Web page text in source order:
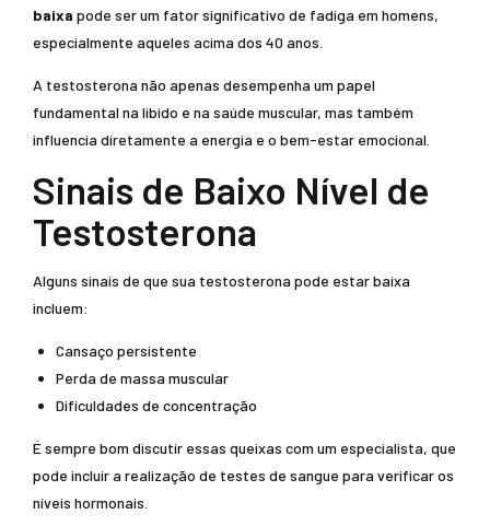
baixa pode ser um fator significativo de fadiga em homens,
especialmente aqueles acima dos 40 anos.
A testosterona não apenas desempenha um papel
fundamental na libido e na saúde muscular, mas também
influencia diretamente a energia e o bem-estar emocional.
Sinais de Baixo Nível de
Testosterona
Alguns sinais de que sua testosterona pode estar baixa
incluem:
Cansaço persistente
Perda de massa muscular
Dificuldades de concentração
É sempre bom discutir essas queixas com um especialista, que
pode incluir a realização de testes de sangue para verificar os
níveis hormonais.